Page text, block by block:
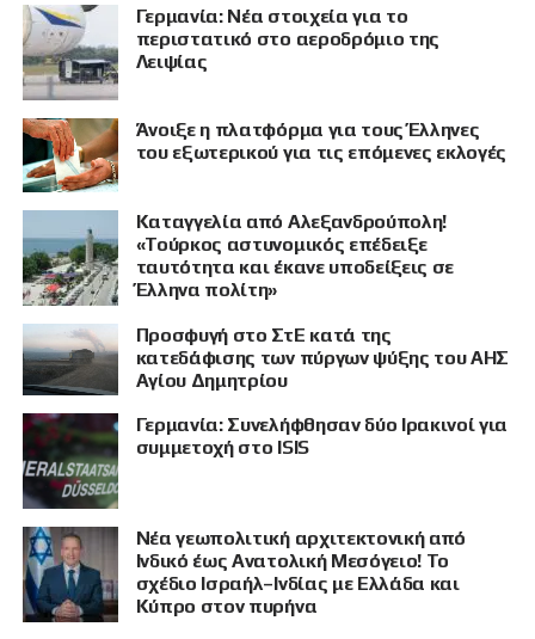
Γερμανία: Νέα στοιχεία για το
περιστατικό στο αεροδρόμιο της
Λειψίας
Άνοιξε η πλατφόρμα για τους Έλληνες
του εξωτερικού για τις επόμενες εκλογές
Καταγγελία από Αλεξανδρούπολη!
«Τούρκος αστυνομικός επέδειξε
ταυτότητα και έκανε υποδείξεις σε
Έλληνα πολίτη»
Προσφυγή στο ΣτΕ κατά της
κατεδάφισης των πύργων ψύξης του ΑΗΣ
Αγίου Δημητρίου
Γερμανία: Συνελήφθησαν δύο Ιρακινοί για
συμμετοχή στο ISIS
Νέα γεωπολιτική αρχιτεκτονική από
Ινδικό έως Ανατολική Μεσόγειο! Το
σχέδιο Ισραήλ–Ινδίας με Ελλάδα και
Κύπρο στον πυρήνα